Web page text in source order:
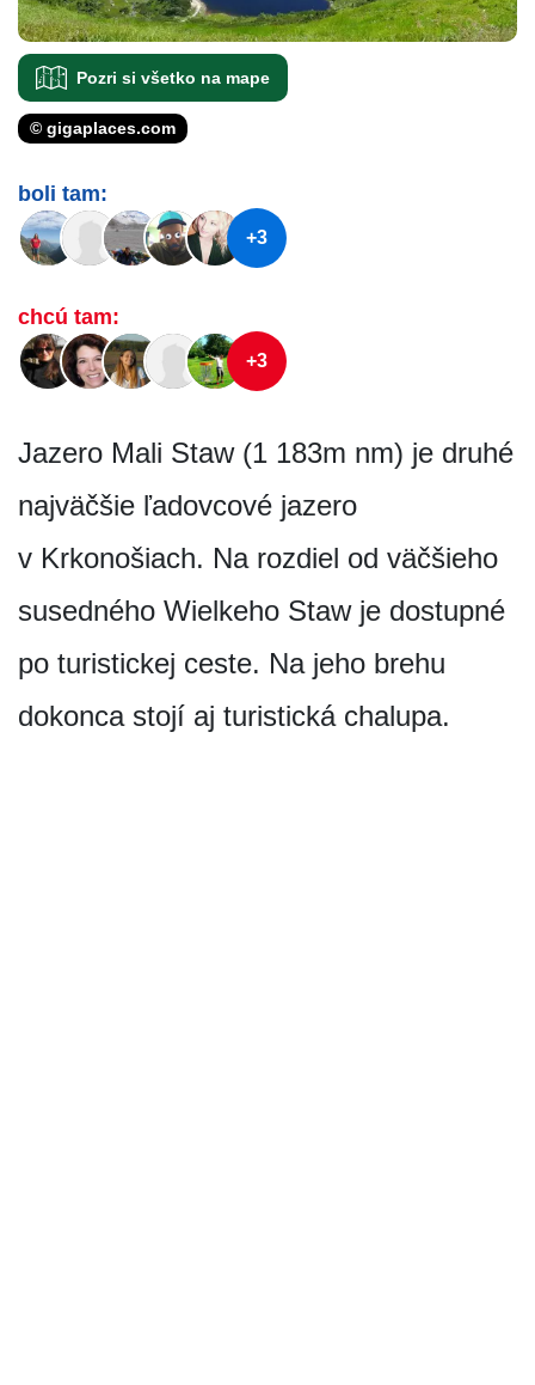
Pozri si všetko na mape
© gigaplaces.com
boli tam:
+3
chcú tam:
+3
Jazero Mali Staw (1 183m nm) je druhé
najväčšie ľadovcové jazero
v Krkonošiach. Na rozdiel od väčšieho
susedného Wielkeho Staw je dostupné
po turistickej ceste. Na jeho brehu
dokonca stojí aj turistická chalupa.